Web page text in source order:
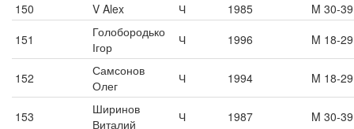
150
V Alex Ч 1985
M 30-39
151
Голобородько
Ігор
Ч 1996 M 18-29
152
Самсонов
Олег
Ч 1994 M 18-29
153
Ширинов
Виталий
Ч 1987 M 30-39